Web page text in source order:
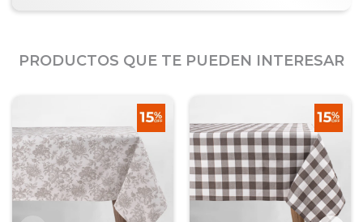
PRODUCTOS QUE TE PUEDEN INTERESAR